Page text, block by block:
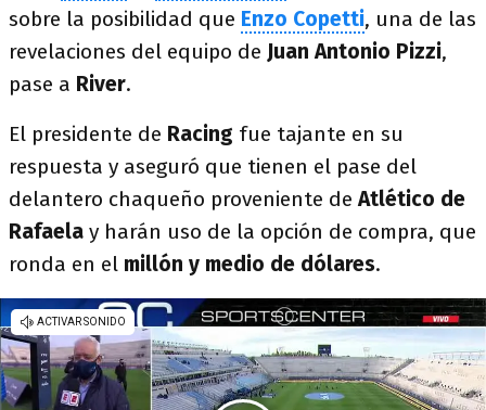
sobre la posibilidad que Enzo Copetti, una de las
revelaciones del equipo de Juan Antonio Pizzi,
pase a River.
El presidente de Racing fue tajante en su
respuesta y aseguró que tienen el pase del
delantero chaqueño proveniente deAtlético de
Rafaela y harán uso de la opción de compra, que
ronda en el millón y medio de dólares.